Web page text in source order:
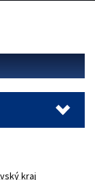
vnútra SR.
kraj